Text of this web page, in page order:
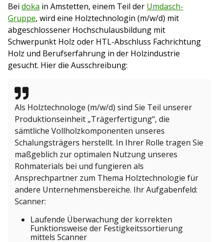
Bei doka in Amstetten, einem Teil der Umdasch-
Gruppe, wird eine Holztechnologin (m/w/d) mit
abgeschlossener Hochschulausbildung mit
Schwerpunkt Holz oder HTL-Abschluss Fachrichtung
Holz und Berufserfahrung in der Holzindustrie
gesucht. Hier die Ausschreibung:
Als Holztechnologe (m/w/d) sind Sie Teil unserer
Produktionseinheit „Trägerfertigung“, die
sämtliche Vollholzkomponenten unseres
Schalungsträgers herstellt. In Ihrer Rolle tragen Sie
maßgeblich zur optimalen Nutzung unseres
Rohmaterials bei und fungieren als
Ansprechpartner zum Thema Holztechnologie für
andere Unternehmensbereiche. Ihr Aufgabenfeld:
Scanner:
Laufende Überwachung der korrekten
Funktionsweise der Festigkeitssortierung
mittels Scanner